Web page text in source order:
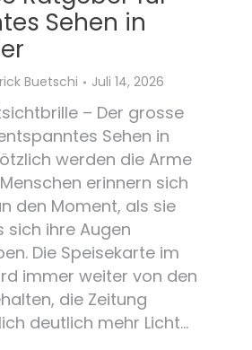
Sehen in
Buetschi Juli 14, 2026
– Der grosse
Sehen in
werden die Arme
erinnern sich
den Moment, als sie
sich ihre Augen
Die Speisekarte im
immer weiter von den
die Zeitung
deutlich mehr Licht…